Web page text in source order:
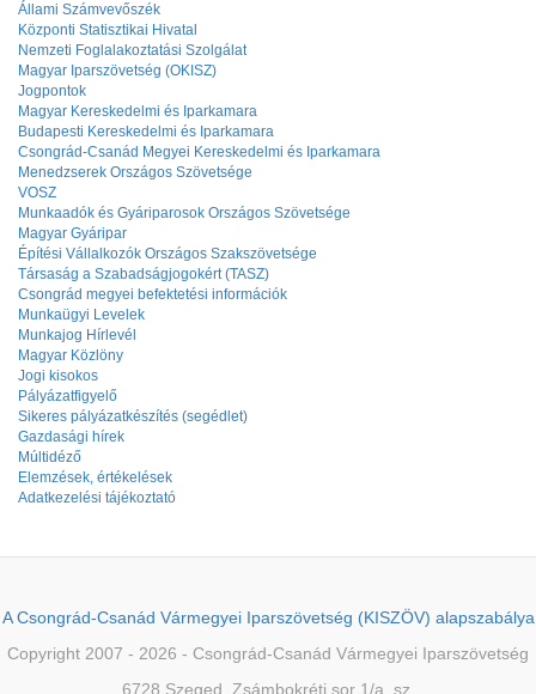
Állami Számvevőszék
Központi Statisztikai Hivatal
Nemzeti Foglalakoztatási Szolgálat
Magyar Iparszövetség (OKISZ)
Jogpontok
Magyar Kereskedelmi és Iparkamara
Budapesti Kereskedelmi és Iparkamara
Csongrád-Csanád Megyei Kereskedelmi és Iparkamara
Menedzserek Országos Szövetsége
VOSZ
Munkaadók és Gyáriparosok Országos Szövetsége
Magyar Gyáripar
Építési Vállalkozók Országos Szakszövetsége
Társaság a Szabadságjogokért (TASZ)
Csongrád megyei befektetési információk
Munkaügyi Levelek
Munkajog Hírlevél
Magyar Közlöny
Jogi kisokos
Pályázatfigyelő
Sikeres pályázatkészítés (segédlet)
Gazdasági hírek
Múltidéző
Elemzések, értékelések
Adatkezelési tájékoztató
A Csongrád-Csanád Vármegyei Iparszövetség (KISZÖV) alapszabálya
Copyright 2007 - 2026 - Csongrád-Csanád Vármegyei Iparszövetség
6728 Szeged, Zsámbokréti sor 1/a. sz.